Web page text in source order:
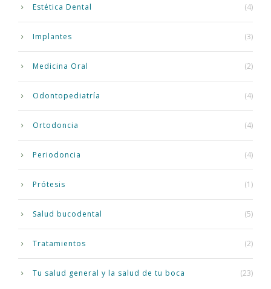
Estética Dental (4)
Implantes (3)
Medicina Oral (2)
Odontopediatría (4)
Ortodoncia (4)
Periodoncia (4)
Prótesis (1)
Salud bucodental (5)
Tratamientos (2)
Tu salud general y la salud de tu boca (23)